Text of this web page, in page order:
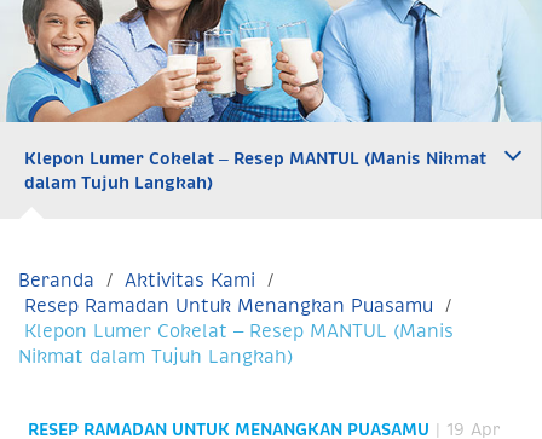
Klepon Lumer Cokelat – Resep MANTUL (Manis Nikmat
dalam Tujuh Langkah)
Beranda
Aktivitas Kami
Resep Ramadan Untuk Menangkan Puasamu
Klepon Lumer Cokelat – Resep MANTUL (Manis
Nikmat dalam Tujuh Langkah)
RESEP RAMADAN UNTUK MENANGKAN PUASAMU | 19 Apr